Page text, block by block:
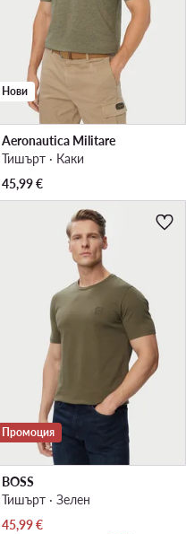
Нови
Aeronautica Militare
Тишърт · Каки
45,99€
Промоция
BOSS
Тишърт · Зелен
Актуална цена
45,99€